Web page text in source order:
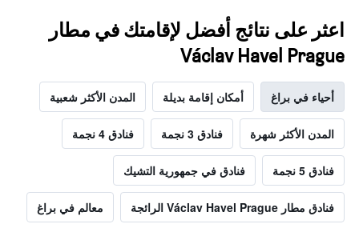
اعثر على نتائج أفضل لإقامتك في مطار
Václav Havel Prague
أحياء في براغ أمكان إقامة بديلة المدن الأكثر شعبية
المدن الأكثر شهرة فنادق 3 نجمة فنادق 4 نجمة
فنادق 5 نجمة فنادق في جمهورية التشيك
فنادق مطار Václav Havel Prague الرائجة معالم في براغ